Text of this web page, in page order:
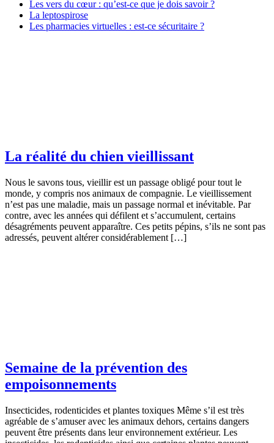
Les vers du cœur : qu’est-ce que je dois savoir ?
La leptospirose
Les pharmacies virtuelles : est-ce sécuritaire ?
La réalité du chien vieillissant
Nous le savons tous, vieillir est un passage obligé pour tout le
monde, y compris nos animaux de compagnie. Le vieillissement
n’est pas une maladie, mais un passage normal et inévitable. Par
contre, avec les années qui défilent et s’accumulent, certains
désagréments peuvent apparaître. Ces petits pépins, s’ils ne sont pas
adressés, peuvent altérer considérablement […]
Semaine de la prévention des
empoisonnements
Insecticides, rodenticides et plantes toxiques Même s’il est très
agréable de s’amuser avec les animaux dehors, certains dangers
peuvent être présents dans leur environnement extérieur. Les